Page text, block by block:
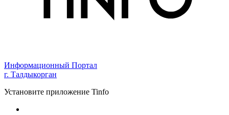
Информационный Портал
г. Талдыкорган
Установите приложение Tinfo